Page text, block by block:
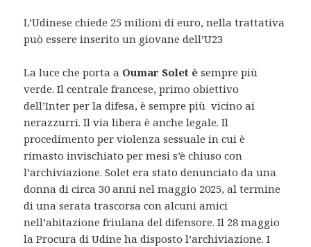
L’Udinese chiede 25 milioni di euro, nella trattativa
può essere inserito un giovane dell’U23
La luce che porta a Oumar Solet è sempre più
verde. Il centrale francese, primo obiettivo
dell’Inter per la difesa, è sempre più vicino ai
nerazzurri. Il via libera è anche legale. Il
procedimento per violenza sessuale in cui è
rimasto invischiato per mesi s’è chiuso con
l’archiviazione. Solet era stato denunciato da una
donna di circa 30 anni nel maggio 2025, al termine
di una serata trascorsa con alcuni amici
nell’abitazione friulana del difensore. Il 28 maggio
la Procura di Udine ha disposto l’archiviazione. I